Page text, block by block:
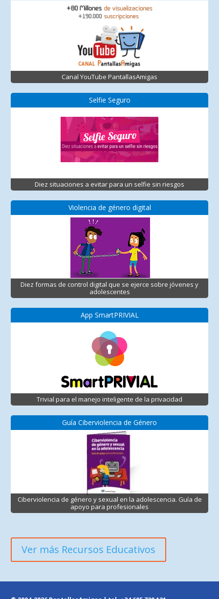
Canal YouTube PantallasAmigas
Selfie Seguro
Diez situaciones a evitar para un selfie sin riesgos
Violencia de género digital
Diez formas de control digital que se ejerce sobre jóvenes y
adolescentes
App SmartPRIVIAL
Trivial para el manejo inteligente de la privacidad
Guía Ciberviolencia de Género
Ciberviolencia de género y sexual en la adolescencia. Guía de
apoyo para profesionales
Ver más Recursos Educativos